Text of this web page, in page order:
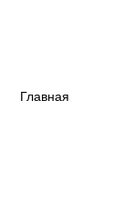
Главная